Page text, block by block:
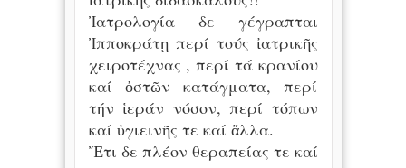
Ἰατρολογία δε γέγραπται
Ἰπποκράτῃ περί τούς ἰατρικῆς
χειροτέχνας , περί τά κρανίου
καί ὀστῶν κατάγματα, περί
τήν ἱεράν νόσον, περί τόπων
καί ὑγιεινῆς τε καί ἄλλα.
Ἔτι δε πλέον θεραπείας τε καί